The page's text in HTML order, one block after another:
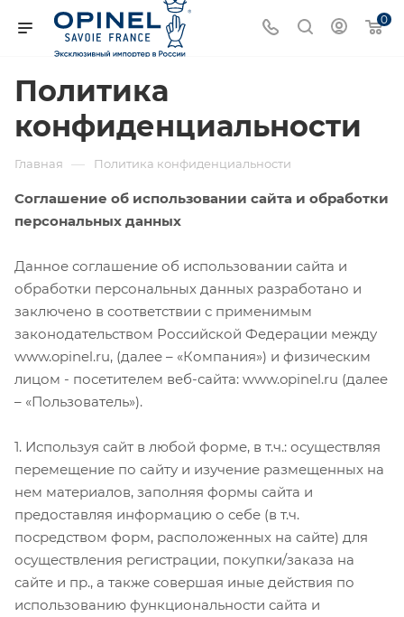
0
Политика
конфиденциальности
Главная — Политика конфиденциальности
Соглашение об использовании сайта и обработки
персональных данных
Данное соглашение об использовании сайта и
обработки персональных данных разработано и
заключено в соответствии с применимым
законодательством Российской Федерации между
www.opinel.ru, (далее – «Компания») и физическим
лицом - посетителем веб-сайта: www.opinel.ru (далее
– «Пользователь»).
1. Используя сайт в любой форме, в т.ч.: осуществляя
перемещение по сайту и изучение размещенных на
нем материалов, заполняя формы сайта и
предоставляя информацию о себе (в т.ч.
посредством форм, расположенных на сайте) для
осуществления регистрации, покупки/заказа на
сайте и пр., а также совершая иные действия по
использованию функциональности сайта и